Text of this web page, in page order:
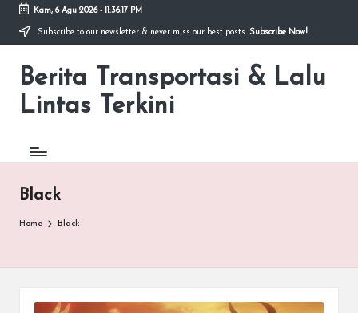
Skip
content
Kam, 6 Agu 2026- 11:36:17 PM
Subscribe to our newsletter & never miss our best posts. Subscribe Now!
Berita Transportasi & Lalu
Lintas Terkini
premancity.biz.id
Black
Home Black